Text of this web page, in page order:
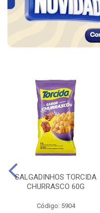
SALGADINHOS TORCIDA
CHURRASCO 60G
Código: 5904